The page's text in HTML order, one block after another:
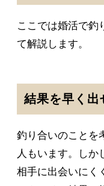
ここでは婚活で釣
て解説します。
結果を早く出
釣り合いのことを
人もいます。しか
相手に出会いにく